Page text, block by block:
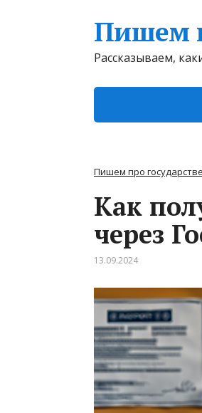
Пишем
Рассказываем,
Пишем про
Как
через
13.09.2024